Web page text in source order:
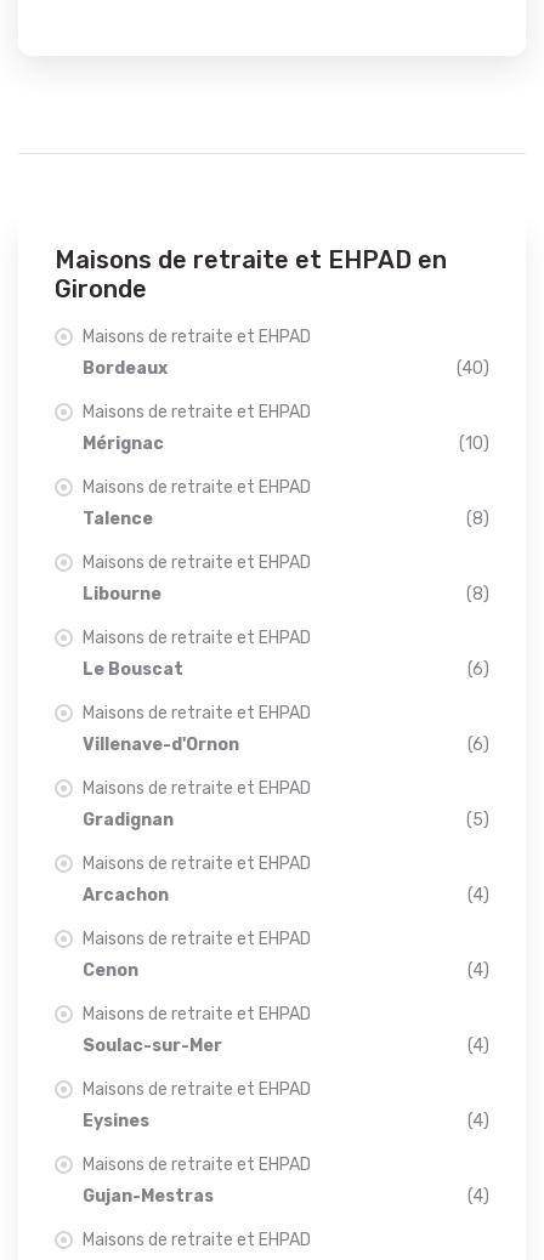
Maisons de retraite et EHPAD en
Gironde
Maisons de retraite et EHPAD
Bordeaux
(40)
Maisons de retraite et EHPAD
Mérignac
(10)
Maisons de retraite et EHPAD
Talence
(8)
Maisons de retraite et EHPAD
Libourne
(8)
Maisons de retraite et EHPAD
Le Bouscat
(6)
Maisons de retraite et EHPAD
Villenave-d'Ornon
(6)
Maisons de retraite et EHPAD
Gradignan
(5)
Maisons de retraite et EHPAD
Arcachon
(4)
Maisons de retraite et EHPAD
Cenon
(4)
Maisons de retraite et EHPAD
Soulac-sur-Mer
(4)
Maisons de retraite et EHPAD
Eysines
(4)
Maisons de retraite et EHPAD
Gujan-Mestras
(4)
Maisons de retraite et EHPAD